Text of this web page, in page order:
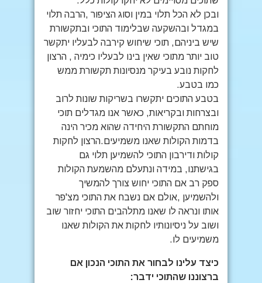
ובכן לא הכל תלוי במין וסוג הציפור ,הרבה תלוי
במגדל ובהשקעה שבלימוד התוכי ובתקשורת
שיש ביניהם, תוכי שיחוש קירבה לבעליו יתקשר
טוב יותר מתוכי שאין בינו לבעליו כימיה , הרצון
לחקות נובע בעיקר מנסיונות תקשורת ממש
כמו בטבע.
בטבע התוכים יתקשרו בשריקות שונות לרוב
ובצרחות ובקריאות, כאשר אנו מגדלים תוכי
מוחתם התקשורת היחידה שהוא מכיר הינה
בדמות הקולות שאנו משמיעים.הרצון לחקות
קולות ודירבון התוכי להשמיען תלוי גם
בגישתנו, במידה ונתעלם מהשמעת הקולות
ספק רב אם התוכי יחוש צורך להמשיך
ולהשמיען ,אולם אם נשבח את התוכי מצ'פר
אותו ונראה לו שאנו מתלהבים התוכי יחזור שוב
ושוב על ניסיונותיו לחקות את הקולות שאנו
משמיעים לו.
כיצד עלינו לבחור את התוכי הנכון אם
ברצוננו שהתוכי ידבר: